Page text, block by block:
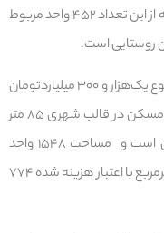
سفر وزیر راه و شهرسازی به استان افتتاح شد که از این تعداد ۴۵۲ واحد مربوط
اعتبار هزینه شده در پروژه‌های مسکن در مجموع یک‌هزار و ۳۰۰ میلیاردتومان
است که زیربنای مفید ۴۵۲ واحد نهضت ملی مسکن در قالب شهری ۸۵ متر
مربع با اعتبار هزینه شده ۵۴۲ میلیارد تومان است و مساحت ۱۵۴۸ واحد
نهضت ملی مسکن در قالب روستایی نیز ۸۰ مترمربع با اعتبار هزینه شده ۷۷۴